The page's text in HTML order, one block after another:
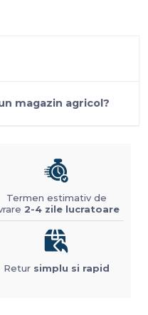
magazin agricol?
Termen estimativ de
2-4 zile lucratoare
Retur simplu si rapid